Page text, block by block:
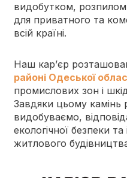
видобутком,
для приватного та
всій країні.
Наш кар’єр
районі Одеської
промислових зон і
Завдяки цьому камінь
видобуваємо,
екологічної безпеки
житлового